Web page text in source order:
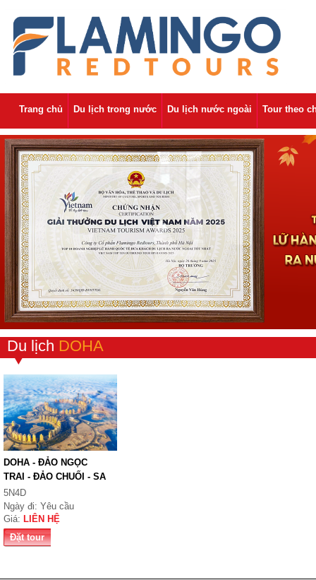
Trang chủ Du lịch trong nước Du lịch nước ngoài Tour theo
Du lịch DOHA
DOHA - ĐẢO NGỌC
TRAI - ĐẢO CHUỐI - SA
...
5N4D
Ngày đi: Yêu cầu
Giá: LIÊN HỆ
Đặt tour